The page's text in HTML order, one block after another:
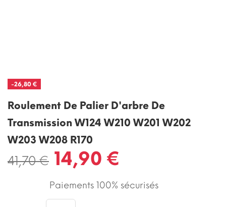
-26,80 €
Roulement De Palier D'arbre De
Transmission W124 W210 W201 W202
W203 W208 R170
41,70 € 14,90 €
Paiements 100% sécurisés